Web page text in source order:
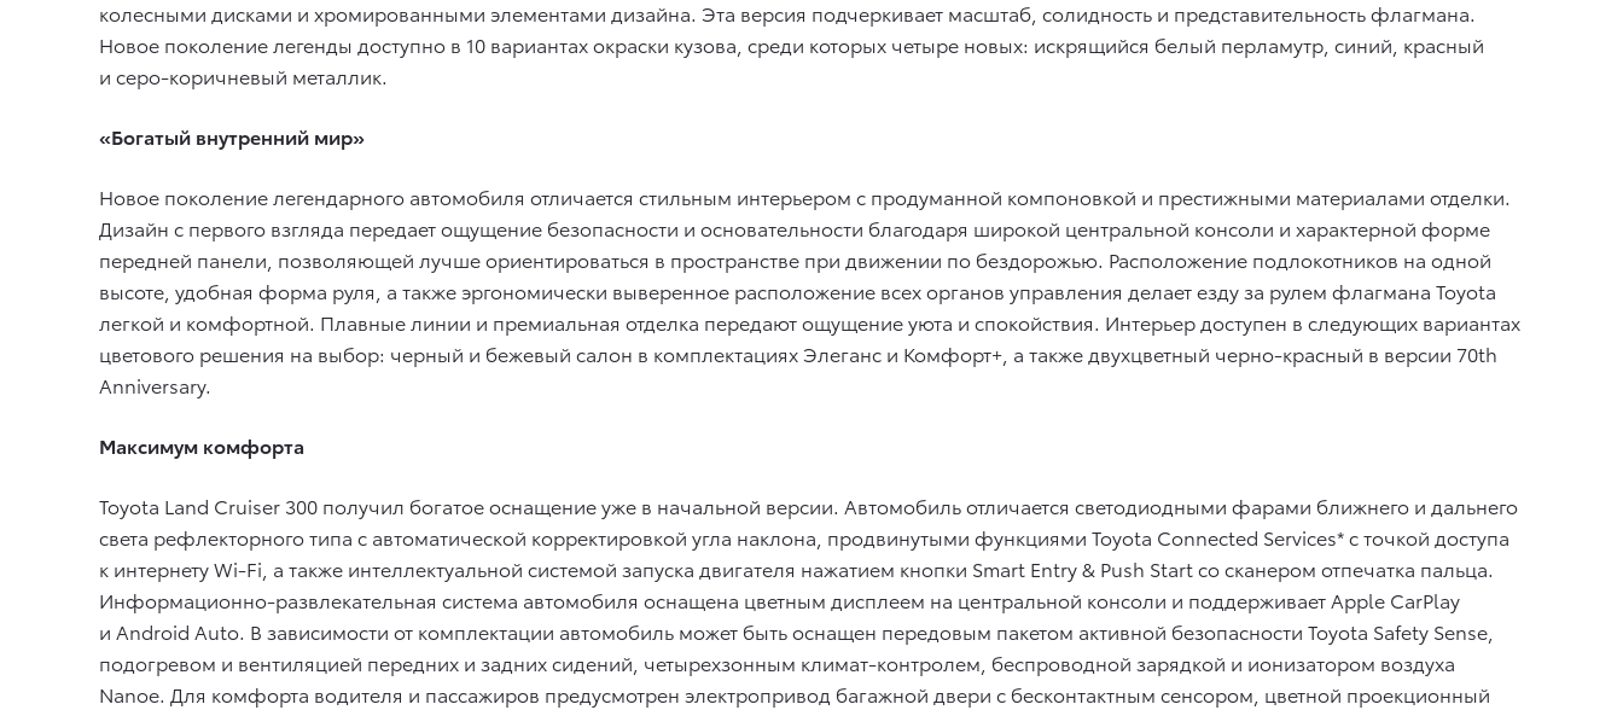
колесными дисками и хромированными элементами дизайна. Эта версия подчеркивает масштаб, солидность и представительность флагмана.
Новое поколение легенды доступно в 10 вариантах окраски кузова, среди которых четыре новых: искрящийся белый перламутр, синий, красный
и серо-коричневый металлик.
«Богатый внутренний мир»
Новое поколение легендарного автомобиля отличается стильным интерьером с продуманной компоновкой и престижными материалами отделки.
Дизайн с первого взгляда передает ощущение безопасности и основательности благодаря широкой центральной консоли и характерной форме
передней панели, позволяющей лучше ориентироваться в пространстве при движении по бездорожью. Расположение подлокотников на одной
высоте, удобная форма руля, а также эргономически выверенное расположение всех органов управления делает езду за рулем флагмана Toyota
легкой и комфортной. Плавные линии и премиальная отделка передают ощущение уюта и спокойствия. Интерьер доступен в следующих вариантах
цветового решения на выбор: черный и бежевый салон в комплектациях Элеганс и Комфорт+, а также двухцветный черно-красный в версии 70th
Anniversary.
Максимум комфорта
Toyota Land Cruiser 300 получил богатое оснащение уже в начальной версии. Автомобиль отличается светодиодными фарами ближнего и дальнего
света рефлекторного типа с автоматической корректировкой угла наклона, продвинутыми функциями Toyota Connected Services* с точкой доступа
к интернету Wi-Fi, а также интеллектуальной системой запуска двигателя нажатием кнопки Smart Entry & Push Start со сканером отпечатка пальца.
Информационно-развлекательная система автомобиля оснащена цветным дисплеем на центральной консоли и поддерживает Apple CarPlay
и Android Auto. В зависимости от комплектации автомобиль может быть оснащен передовым пакетом активной безопасности Toyota Safety Sense,
подогревом и вентиляцией передних и задних сидений, четырехзонным климат-контролем, беспроводной зарядкой и ионизатором воздуха
Nanoe. Для комфорта водителя и пассажиров предусмотрен электропривод багажной двери с бесконтактным сенсором, цветной проекционный